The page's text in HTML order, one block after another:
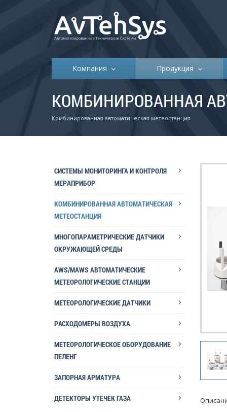
Компания Продукция
КОМБИНИРОВАННАЯ
Комбинированная автоматическая метеостанция
СИСТЕМЫ МОНИТОРИНГА И КОНТРОЛЯ
МЕРАПРИБОР
КОМБИНИРОВАННАЯ АВТОМАТИЧЕСКАЯ
МЕТЕОСТАНЦИЯ
МНОГОПАРАМЕТРИЧЕСКИЕ ДАТЧИКИ
ОКРУЖАЮЩЕЙ СРЕДЫ
AWS/MAWS АВТОМАТИЧЕСКИЕ
МЕТЕОРОЛОГИЧЕСКИЕ СТАНЦИИ
МЕТЕОРОЛОГИЧЕСКИЕ ДАТЧИКИ
РАСХОДОМЕРЫ ВОЗДУХА
МЕТЕОРОЛОГИЧЕСКОЕ ОБОРУДОВАНИЕ
ПЕЛЕНГ
ЗАПОРНАЯ АРМАТУРА
ДЕТЕКТОРЫ УТЕЧЕК ГАЗА